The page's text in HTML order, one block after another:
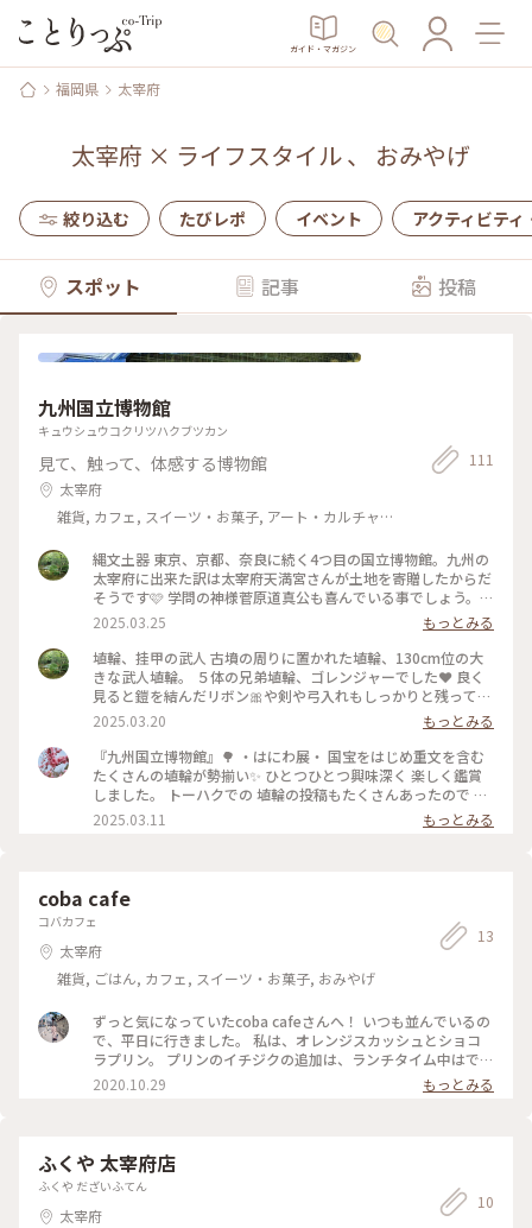
ガイド・マガジン
福岡県 太宰府
太宰府 × ライフスタイル、 おみやげ
絞り込む たびレポ イベント アクティビティ
スポット 記事 投稿
九州国立博物館
キュウシュウコクリツハクブツカン
見て、触って、体感する博物館
太宰府
雑貨, カフェ, スイーツ・お菓子, アート・カルチャー,
111
縄文土器 東京、京都、奈良に続く4つ目の国立博物館。九州の
太宰府に出来た訳は太宰府天満宮さんが土地を寄贈したからだ
そうです🩷 学問の神様菅原道真公も喜んでいる事でしょう。
エスカレーターを使うと5分位で着きます。🩷入口付近に桜🌸
が咲き始めていました… 垂れ桜🌸並木が今は綺麗でしょうね🌸
#アートな景色 #福岡 #縄文土器 #桜 #太宰府 #ご利益 #はじめ
ての投稿
2025.03.25
もっとみる
埴輪、挂甲の武人 古墳の周りに置かれた埴輪、130cm位の大
きな武人埴輪。 ５体の兄弟埴輪、ゴレンジャーでした❤️ 良く
見ると鎧を結んだリボン🎀や剣や弓入れもしっかりと残ってい
ます。 #アートな景色 #福岡 #太宰府 #埴輪 #ハニワ #はじめて
の投稿
2025.03.20
もっとみる
『九州国立博物館』🌳 ・はにわ展・ 国宝をはじめ重文を含む
たくさんの埴輪が勢揃い✨ ひとつひとつ興味深く 楽しく鑑賞
しました。 トーハクでの 埴輪の投稿もたくさんあったので 私
がおもしろいと思った 埴輪男子のお帽子ファッションを👒 ・
あごひげの男子は 長いひげをたらしとんがり帽子 なんばん往
お洒落🌟 今の化粧男子と同じ⁈ ・ その他の男子も 正装してか
ぶりものが素敵です💓 ・ 最後の方は完全に ボルサリーノハッ
ト⁈ 現代のものと変わらない ６世紀ファッションに驚きまし
た🫢 ファッションは太古の昔から 繰り返すんですね✨😆 ・ 九
州国立博物館には 初めて行きましたが 太宰府天満宮とセット
で 楽しめました🥰 ・ ・ #アートな景色 #九州国立博物館 #博
要文化財 #帽子 #太宰府天満宮 #太宰府 #福岡 #福岡県 #ことり
っぷ福岡 #ひとり旅
2025.03.11 もっとみる
coba cafe
コバカフェ
太宰府
雑貨, ごはん, カフェ, スイーツ・お菓子, おみやげ
13
ずっと気になっていたcoba cafeさんへ！ いつも並んでいるの
で、平日に行きました。 私は、オレンジスカッシュとショコ
ラプリン。 プリンのイチジクの追加は、ランチタイム中はでき
ないということで断念。。 妹はキャラメルラテとカボチャプ
リン🎃 硬めで甘すぎないプリンで食べ応えがありました🍮 次
2020.10.29 もっとみる
ふくや 太宰府店
ふくや だざいふてん
太宰府
10